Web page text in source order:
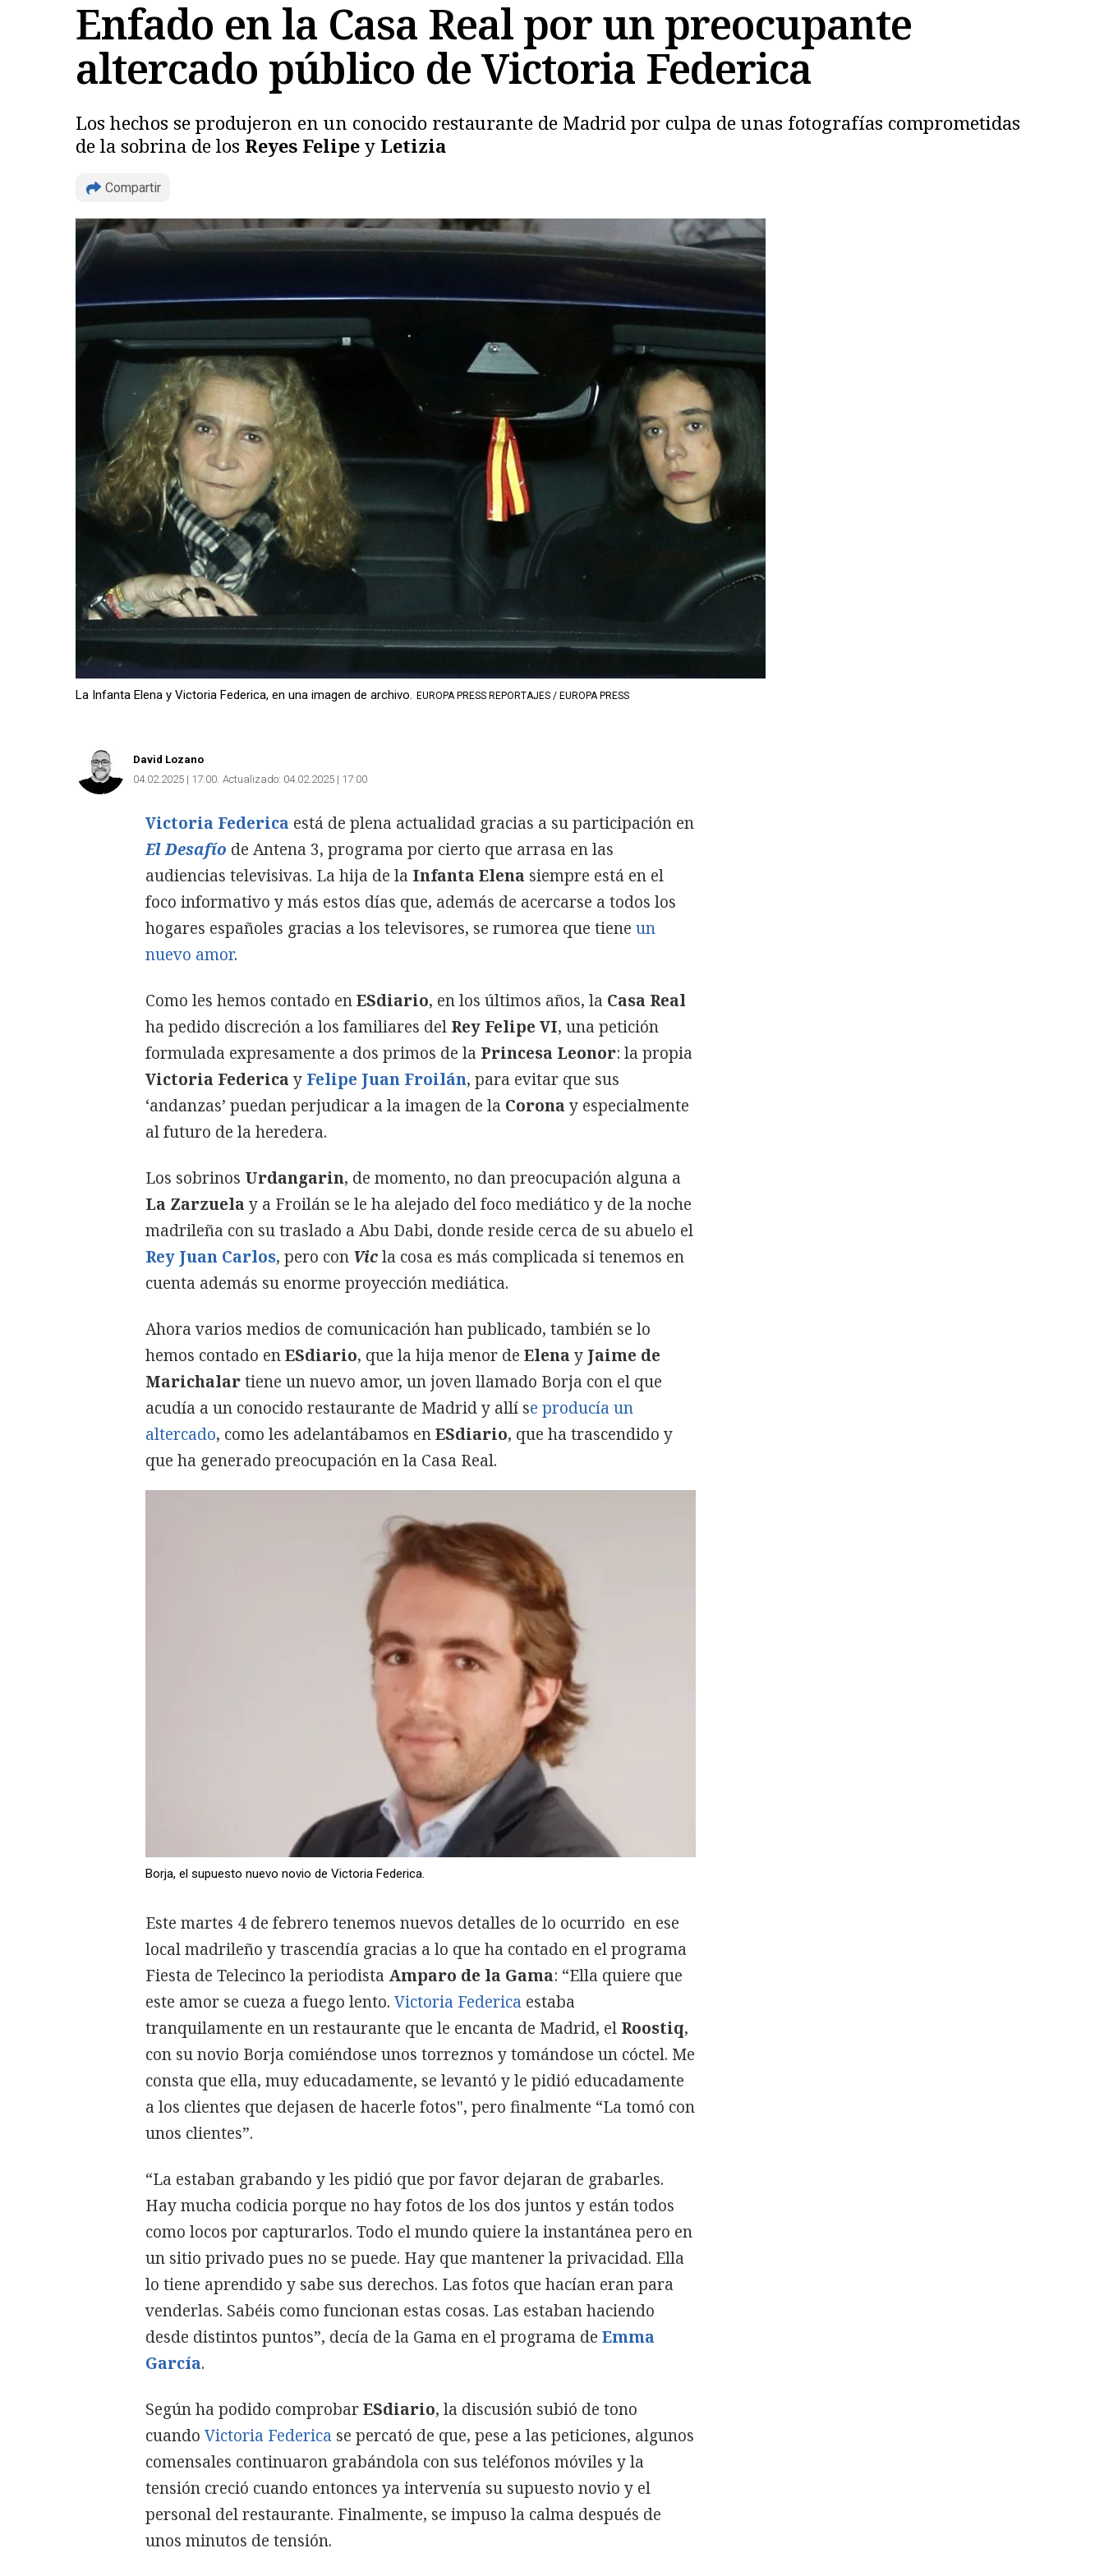
Enfado en la Casa Real por un preocupante
altercado público de Victoria Federica
Los hechos se produjeron en un conocido restaurante de Madrid por culpa de unas fotografías comprometidas
de la sobrina de los Reyes Felipe y Letizia
Compartir
Copiar
La Infanta Elena y Victoria Federica, en una imagen de archivo. EUROPA PRESS REPORTAJES / EUROPA PRESS
David Lozano
04.02.2025 | 17:00 Actualizado: 04.02.2025 | 17:00
Victoria Federica está de plena actualidad gracias a su participación en
El Desafío de Antena 3, programa por cierto que arrasa en las
audiencias televisivas. La hija de la Infanta Elena siempre está en el
foco informativo y más estos días que, además de acercarse a todos los
hogares españoles gracias a los televisores, se rumorea que tiene un
nuevo amor.
Como les hemos contado enESdiario, en los últimos años, la Casa Real
ha pedido discreción a los familiares del Rey Felipe VI, una petición
formulada expresamente a dos primos de la Princesa Leonor: la propia
Victoria Federica y Felipe Juan Froilán, para evitar que sus
‘andanzas’ puedan perjudicar a la imagen de la Corona y especialmente
al futuro de la heredera.
Los sobrinos Urdangarin, de momento, no dan preocupación alguna a
La Zarzuela y a Froilán se le ha alejado del foco mediático y de la noche
madrileña con su traslado a Abu Dabi, donde reside cerca de su abuelo el
Rey Juan Carlos, pero con Vicla cosa es más complicada si tenemos en
cuenta además su enorme proyección mediática.
Ahora varios medios de comunicación han publicado, también se lo
hemos contado enESdiario, que la hija menor de Elena y Jaime de
Marichalartiene un nuevo amor, un joven llamado Borja con el que
acudía a un conocido restaurante de Madrid y allí se producía un
altercado, como les adelantábamos enESdiario, que ha trascendido y
que ha generado preocupación en la Casa Real.
Borja, el supuesto nuevo novio de Victoria Federica.
Este martes 4 de febrero tenemos nuevos detalles de lo ocurrido en ese
local madrileño y trascendía gracias a lo que ha contado en el programa
Fiesta de Telecinco la periodista Amparo de la Gama: “Ella quiere que
este amor se cueza a fuego lento. Victoria Federica estaba
tranquilamente en un restaurante que le encanta de Madrid, el Roostiq,
con su novio Borja comiéndose unos torreznos y tomándose un cóctel. Me
consta que ella, muy educadamente, se levantó y le pidió educadamente
a los clientes que dejasen de hacerle fotos", pero finalmente “La tomó con
unos clientes”.
“La estaban grabando y les pidió que por favor dejaran de grabarles.
Hay mucha codicia porque no hay fotos de los dos juntos y están todos
como locos por capturarlos. Todo el mundo quiere la instantánea pero en
un sitio privado pues no se puede. Hay que mantener la privacidad. Ella
lo tiene aprendido y sabe sus derechos. Las fotos que hacían eran para
venderlas. Sabéis como funcionan estas cosas. Las estaban haciendo
desde distintos puntos”, decía de la Gama en el programa de Emma
García.
Según ha podido comprobarESdiario, la discusión subió de tono
cuando Victoria Federica se percató de que, pese a las peticiones, algunos
comensales continuaron grabándola con sus teléfonos móviles y la
tensión creció cuando entonces ya intervenía su supuesto novio y el
personal del restaurante. Finalmente, se impuso la calma después de
unos minutos de tensión.